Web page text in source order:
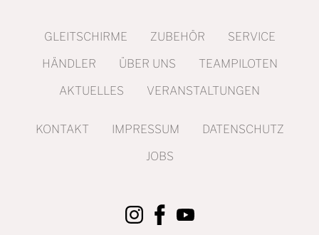
GLEITSCHIRME ZUBEHÖR
SERVICE
HÄNDLER
ÜBER UNS
TEAMPILOTEN
AKTUELLES
VERANSTALTUNGEN
KONTAKT IMPRESSUM
DATENSCHUTZ
JOBS